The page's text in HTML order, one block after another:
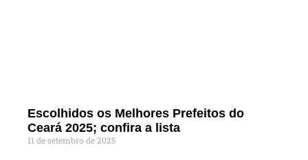
Escolhidos os Melhores Prefeitos do
Ceará 2025; confira a lista
11 de setembro de 2025